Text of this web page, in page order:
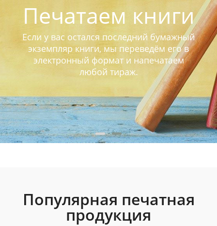
Печатаем книги
Если у вас остался последний бумажный
экземпляр книги, мы переведём его в
электронный формат и напечатаем
любой тираж.
Популярная печатная
продукция